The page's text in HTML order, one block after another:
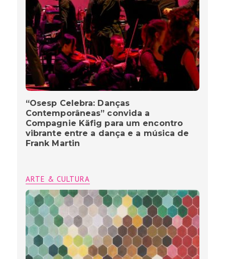
“Osesp Celebra: Danças
Contemporâneas” convida a
Compagnie Käfig para um encontro
vibrante entre a dança e a música de
Frank Martin
ARTE & CULTURA